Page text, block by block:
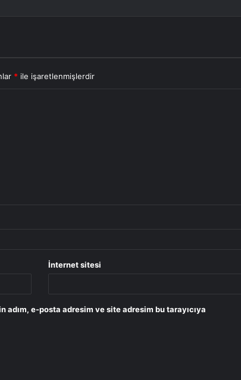
* ile işaretlenmişlerdir
İnternet sitesi
adım, e-posta adresim ve site adresim bu tarayıcıya